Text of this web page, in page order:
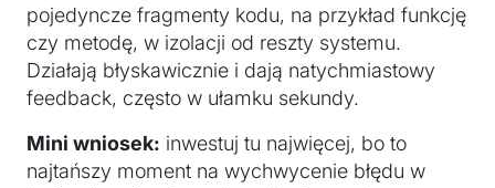
pojedyncze fragmenty kodu, na przykład funkcję
czy metodę, w izolacji od reszty systemu.
Działają błyskawicznie i dają natychmiastowy
feedback, często w ułamku sekundy.
Mini wniosek: inwestuj tu najwięcej, bo to
najtańszy moment na wychwycenie błędu w